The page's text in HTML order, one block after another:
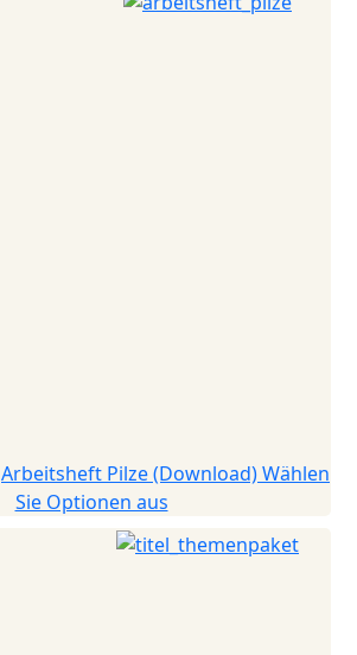
Arbeitsheft Pilze (Download)Wählen
Sie Optionen aus